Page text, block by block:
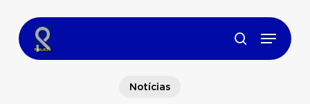
main
content
search
Menu
Notícias